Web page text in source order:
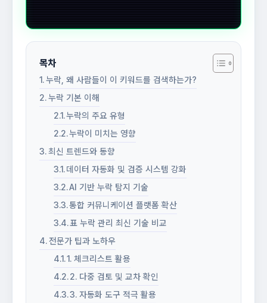
목차
누락, 왜 사람들이 이 키워드를 검색하는가?
누락 기본 이해
누락의 주요 유형
누락이 미치는 영향
최신 트렌드와 동향
데이터 자동화 및 검증 시스템 강화
AI 기반 누락 탐지 기술
통합 커뮤니케이션 플랫폼 확산
표 누락 관리 최신 기술 비교
전문가 팁과 노하우
1. 체크리스트 활용
2. 다중 검토 및 교차 확인
3. 자동화 도구 적극 활용